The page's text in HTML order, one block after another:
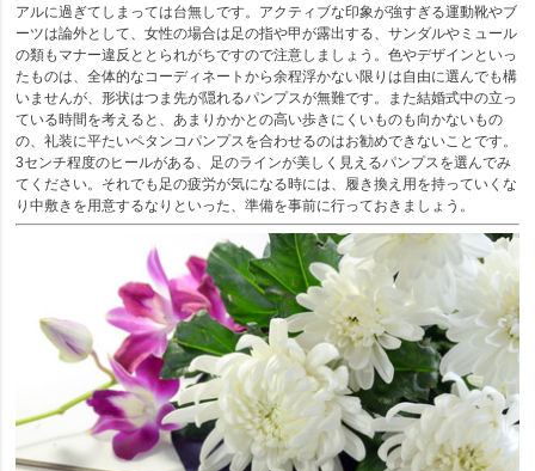
アルに過ぎてしまっては台無しです。アクティブな印象が強すぎる運動靴やブ
ーツは論外として、女性の場合は足の指や甲が露出する、サンダルやミュール
の類もマナー違反ととられがちですので注意しましょう。色やデザインといっ
たものは、全体的なコーディネートから余程浮かない限りは自由に選んでも構
いませんが、形状はつま先が隠れるパンプスが無難です。また結婚式中の立っ
ている時間を考えると、あまりかかとの高い歩きにくいものも向かないもの
の、礼装に平たいペタンコパンプスを合わせるのはお勧めできないことです。
3センチ程度のヒールがある、足のラインが美しく見えるパンプスを選んでみ
てください。それでも足の疲労が気になる時には、履き換え用を持っていくな
り中敷きを用意するなりといった、準備を事前に行っておきましょう。